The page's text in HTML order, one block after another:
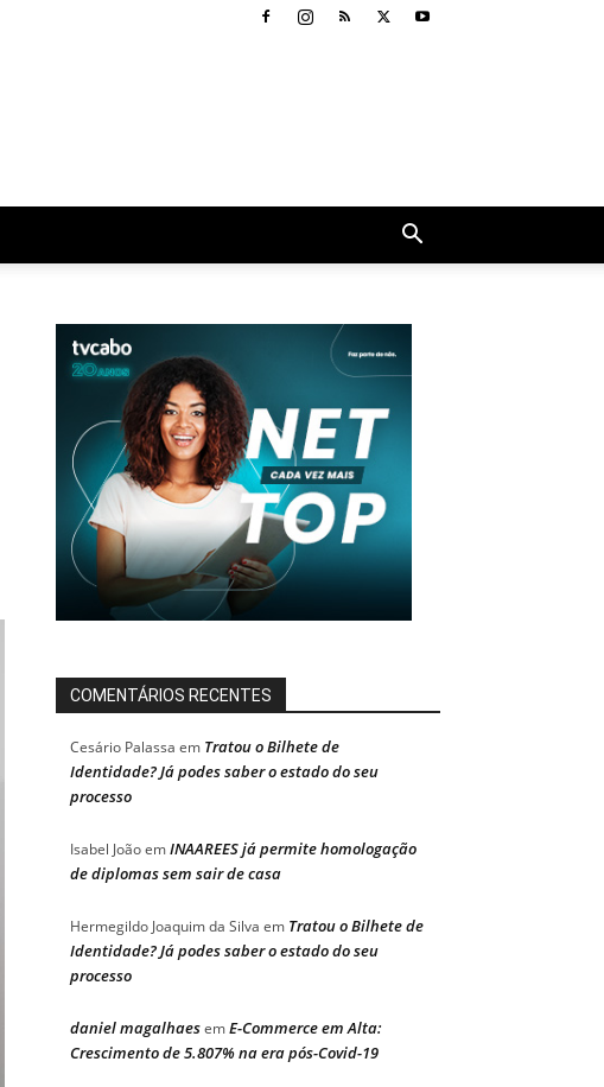
COMENTÁRIOS RECENTES
Cesário Palassa em Tratou o Bilhete de
Identidade? Já podes saber o estado do seu
processo
Isabel JoãoemINAAREES já permite homologação
de diplomas sem sair de casa
Hermegildo Joaquim da Silva em Tratou o Bilhete de
Identidade? Já podes saber o estado do seu
processo
daniel magalhaesemE-Commerce em Alta:
Crescimento de 5.807% na era pós-Covid-19